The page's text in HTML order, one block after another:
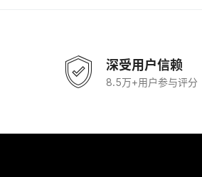
深受用户信赖
8.5万+用户参与评分